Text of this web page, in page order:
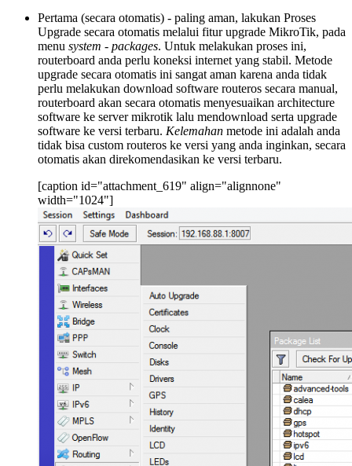
Pertama (secara otomatis) - paling aman, lakukan Proses
Upgrade secara otomatis melalui fitur upgrade MikroTik, pada
menu system - packages. Untuk melakukan proses ini,
routerboard anda perlu koneksi internet yang stabil. Metode
upgrade secara otomatis ini sangat aman karena anda tidak
perlu melakukan download software routeros secara manual,
routerboard akan secara otomatis menyesuaikan architecture
software ke server mikrotik lalu mendownload serta upgrade
software ke versi terbaru. Kelemahan metode ini adalah anda
tidak bisa custom routeros ke versi yang anda inginkan, secara
otomatis akan direkomendasikan ke versi terbaru.
[caption id="attachment_619" align="alignnone"
width="1024"]